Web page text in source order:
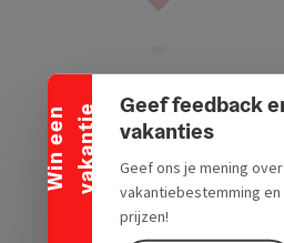
W
i
n
e
e
n
v
a
k
a
n
t
ie
Banner inklappen
Geef feedback
vakanties
Geef ons je mening
vakantiebestemming
prijzen!